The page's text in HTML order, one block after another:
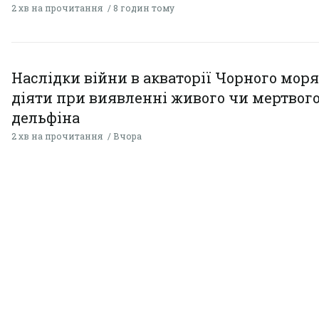
2 хв на прочитання 8 годин тому
Наслідки війни в акваторії Чорного
діяти при виявленні живого чи
дельфіна
2 хв на прочитання Вчора